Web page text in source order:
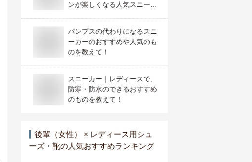
ンが楽しくなる人気スニーカ
パンプスの代わりになるスニ
ーカーのおすすめや人気のも
のを教えて！
スニーカー｜レディースで、
防寒・防水のできるおすすめ
のものを教えて！
後輩（女性） × レディース用シュ
ーズ・靴の人気おすすめランキング